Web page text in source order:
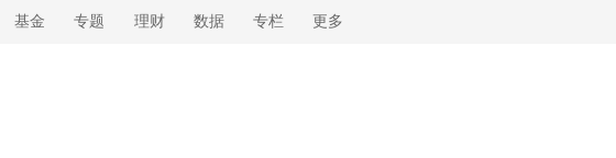
基金 专题 理财 数据 专栏 更多